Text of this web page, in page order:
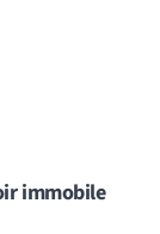
immobile